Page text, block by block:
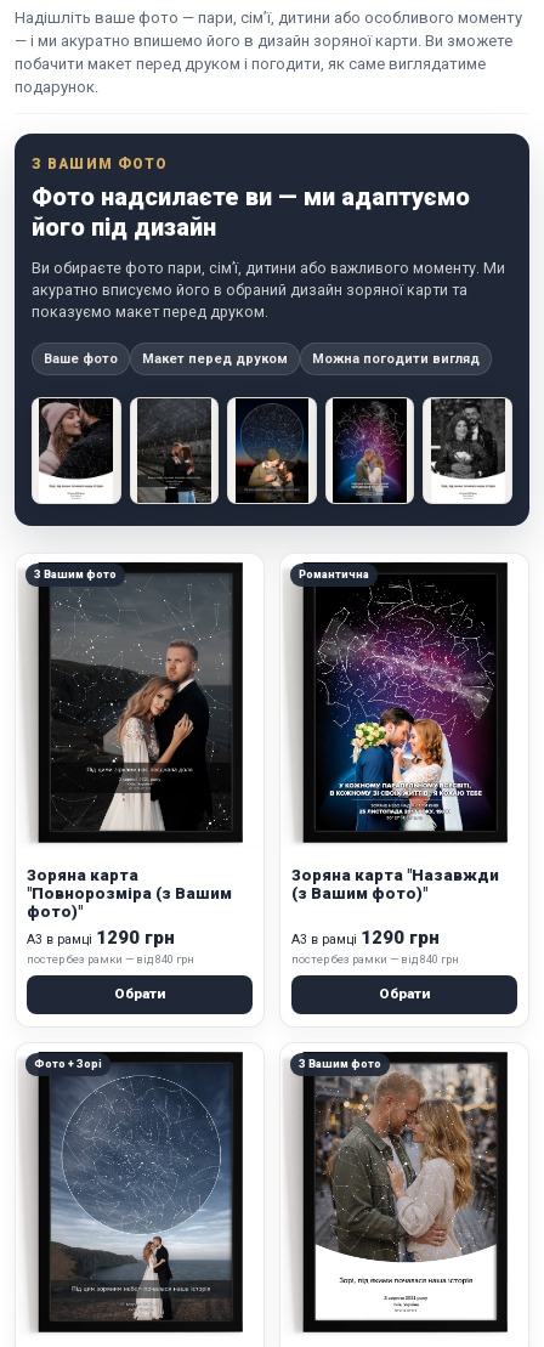
Надішліть ваше фото — пари, сім’ї, дитини або особливого моменту
— і ми акуратно впишемо його в дизайн зоряної карти. Ви зможете
побачити макет перед друком і погодити, як саме виглядатиме
подарунок.
З ВАШИМ ФОТО
Фото надсилаєте ви — ми адаптуємо
його під дизайн
Ви обираєте фото пари, сім’ї, дитини або важливого моменту. Ми
акуратно вписуємо його в обраний дизайн зоряної карти та
показуємо макет перед друком.
Ваше фото Макет перед друком Можна погодити вигляд
З Вашим фото
Зоряна карта
"Повнорозміра (з Вашим
фото)"
А3 в рамці 1290 грн
постер без рамки — від 840 грн
Обрати
Романтична
Зоряна карта "Назавжди
(з Вашим фото)"
А3 в рамці 1290 грн
постер без рамки — від 840 грн
Обрати
Фото + Зорі З Вашим фото